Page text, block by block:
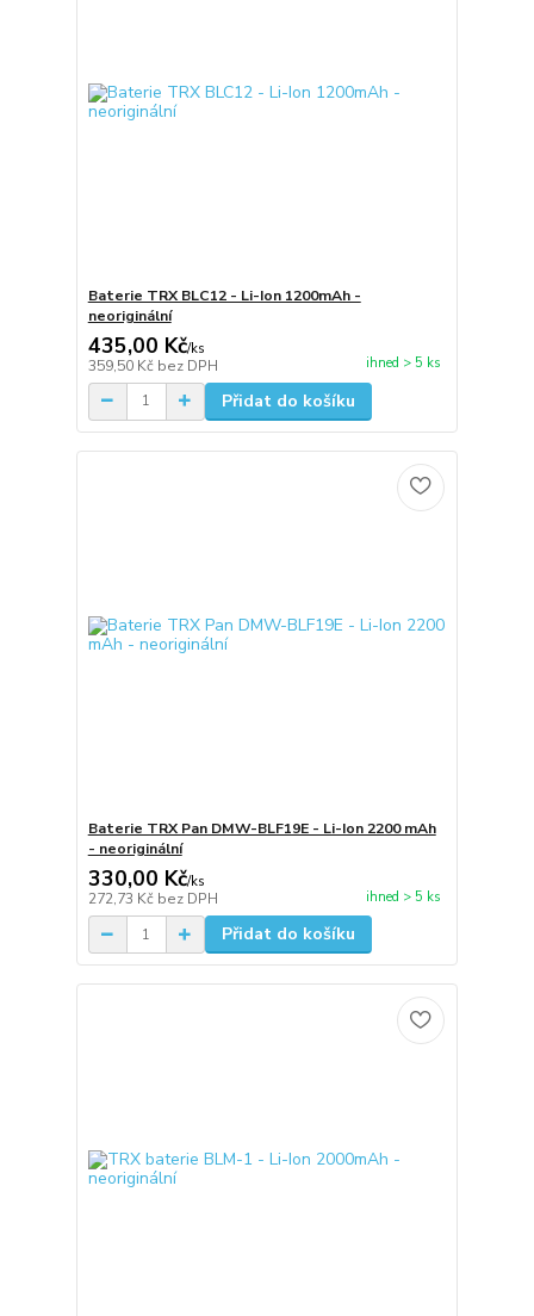
Baterie TRX BLC12 - Li-Ion 1200mAh -
neoriginální
435,00 Kč/ks
359,50 Kč bez DPH ihned > 5 ks
Přidat do košíku
Baterie TRX Pan DMW-BLF19E - Li-Ion 2200 mAh
- neoriginální
330,00 Kč/ks
272,73 Kč bez DPH ihned > 5 ks
Přidat do košíku